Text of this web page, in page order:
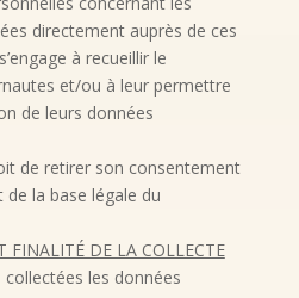
directement auprès de ces
à recueillir le
et/ou à leur permettre
de leurs données
de retirer son consentement
de la base légale du
FINALITÉ DE LA COLLECTE
collectées les données